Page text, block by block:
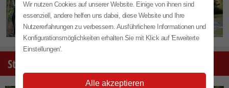
Stadtleben - das Neuste aus Jena
Wir nutzen Cookies auf unserer Website. Einige von ihnen sind
essenziell, andere helfen uns dabei, diese Website und Ihre
Nutzererfahrungen zu verbessern. Ausführlichere Informationen und
Konfigurationsmöglichkeiten erhalten Sie mit Klick auf 'Erweiterte
Einstellungen'.
Alle akzeptieren